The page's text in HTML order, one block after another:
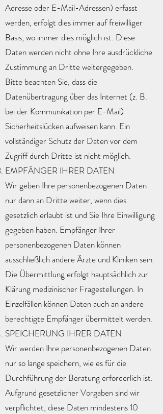
Adresse oder E-Mail-Adressen) erfasst
werden, erfolgt dies immer auf freiwilliger
Basis, wo immer dies möglich ist. Diese
Daten werden nicht ohne Ihre ausdrückliche
Zustimmung an Dritte weitergegeben.
Bitte beachten Sie, dass die
Datenübertragung über das Internet (z. B.
bei der Kommunikation per E-Mail)
Sicherheitslücken aufweisen kann. Ein
vollständiger Schutz der Daten vor dem
Zugriff durch Dritte ist nicht möglich.
EMPFÄNGER IHRER DATEN
Wir geben Ihre personenbezogenen Daten
nur dann an Dritte weiter, wenn dies
gesetzlich erlaubt ist und Sie Ihre Einwilligung
gegeben haben. Empfänger Ihrer
personenbezogenen Daten können
ausschließlich andere Ärzte und Kliniken sein.
Die Übermittlung erfolgt hauptsächlich zur
Klärung medizinischer Fragestellungen. In
Einzelfällen können Daten auch an andere
berechtigte Empfänger übermittelt werden.
SPEICHERUNG IHRER DATEN
Wir werden Ihre personenbezogenen Daten
nur so lange speichern, wie es für die
Durchführung der Beratung erforderlich ist.
Aufgrund gesetzlicher Vorgaben sind wir
verpflichtet, diese Daten mindestens 10